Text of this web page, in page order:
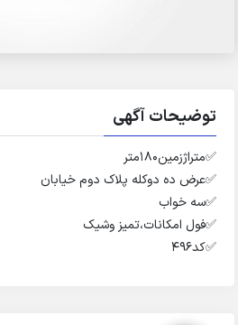
توضیحات آگهی
✅️متراژزمین۱۸۰متر
✅️عرض ده دوکله پلاک دوم خیابان
✅️سه خواب
✅️فول امکانات،تمیز وشیک
✅️کد۴۹۶